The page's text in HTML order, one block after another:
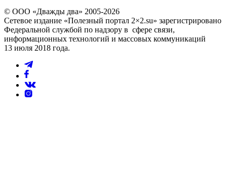
© ООО «Дважды два» 2005-2026
Сетевое издание «Полезный портал 2×2.su» зарегистрировано
Федеральной службой по надзору в сфере связи,
информационных технологий и массовых коммуникаций
13 июля 2018 года.